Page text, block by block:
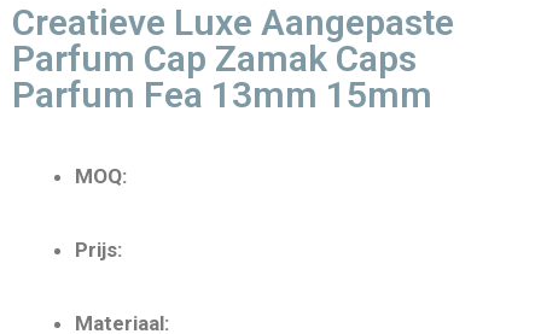
Creatieve Luxe Aangepaste
Parfum Cap Zamak Caps
Parfum Fea 13mm 15mm
MOQ:
Prijs:
Materiaal: